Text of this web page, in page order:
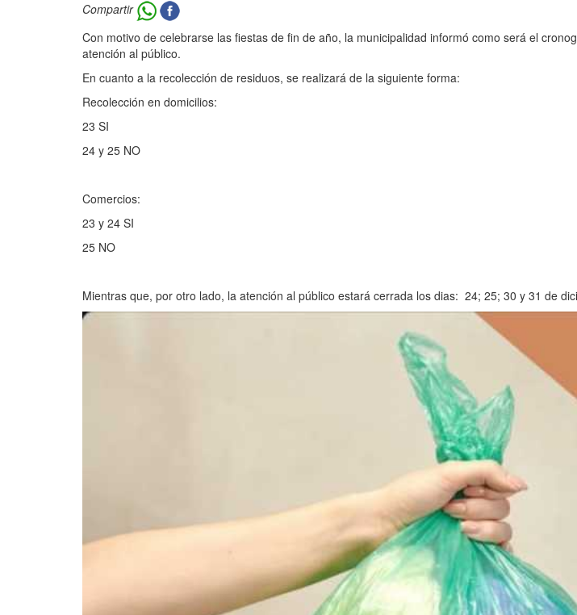
Compartir
Con motivo de celebrarse las fiestas de fin de año, la municipalidad informó como será el
atención al público.
En cuanto a la recolección de residuos, se realizará de la siguiente forma:
Recolección en domicilios:
23 SI
24 y 25 NO
Comercios:
23 y 24 SI
25 NO
Mientras que, por otro lado, la atención al público estará cerrada los dias: 24; 25; 30 y 31 de